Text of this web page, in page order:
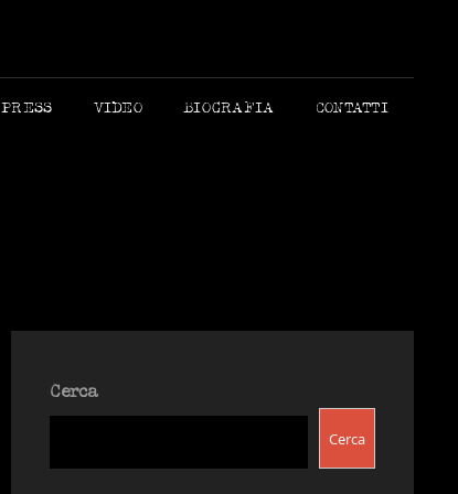
PRESS VIDEO BIOGRAFIA CONTATTI
Cerca
Cerca